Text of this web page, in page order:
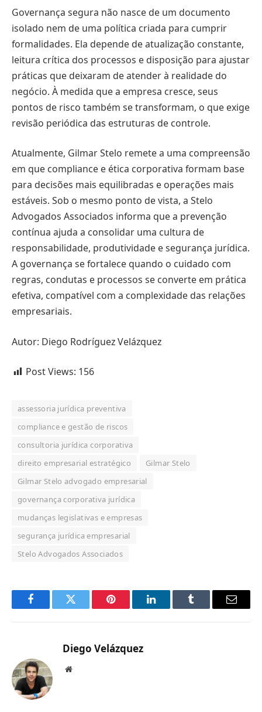
Governança segura não nasce de um documento
isolado nem de uma política criada para cumprir
formalidades. Ela depende de atualização constante,
leitura crítica dos processos e disposição para ajustar
práticas que deixaram de atender à realidade do
negócio. À medida que a empresa cresce, seus
pontos de risco também se transformam, o que exige
revisão periódica das estruturas de controle.
Atualmente, Gilmar Stelo remete a uma compreensão
em que compliance e ética corporativa formam base
para decisões mais equilibradas e operações mais
estáveis. Sob o mesmo ponto de vista, a Stelo
Advogados Associados informa que a prevenção
contínua ajuda a consolidar uma cultura de
responsabilidade, produtividade e segurança jurídica.
A governança se fortalece quando o cuidado com
regras, condutas e processos se converte em prática
efetiva, compatível com a complexidade das relações
empresariais.
Autor: Diego Rodríguez Velázquez
Post Views: 156
assessoria jurídica preventiva
compliance e gestão de riscos
consultoria jurídica corporativa
direito empresarial estratégico
Gilmar Stelo
Gilmar Stelo advogado empresarial
governança corporativa jurídica
mudanças legislativas e empresas
segurança jurídica empresarial
Stelo Advogados Associados
FacebookTwitter Pinterest LinkedInTumblr Email
Diego Velázquez
Website